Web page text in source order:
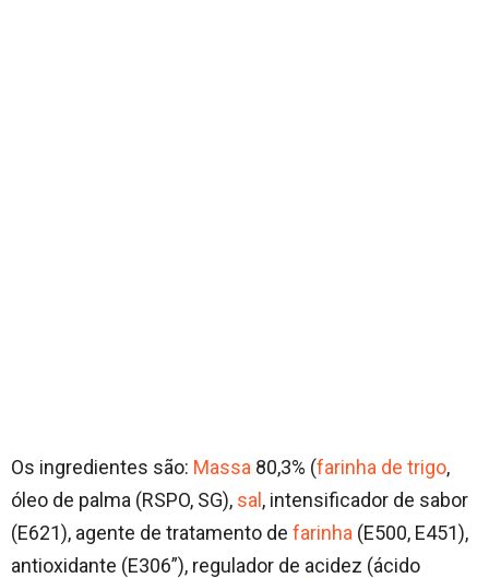
Os ingredientes são: Massa 80,3% (farinha de trigo,
óleo de palma (RSPO, SG), sal, intensificador de sabor
(E621), agente de tratamento de farinha (E500, E451),
antioxidante (E306”), regulador de acidez (ácido